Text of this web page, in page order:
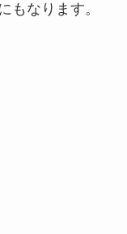
もなります。